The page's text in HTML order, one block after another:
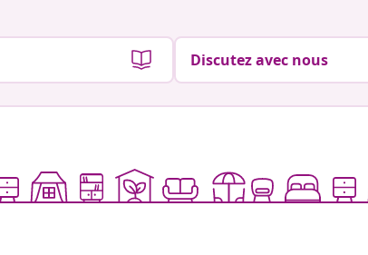
Discutez avec nous